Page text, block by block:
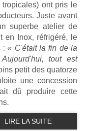
ont pris le
Juste avant
superbe atelier de
en Inox, réfrigéré, le
:« C'était la fin de la
tout est
petit des quatorze
une concession
dû produire cette
LIRE LA SUITE